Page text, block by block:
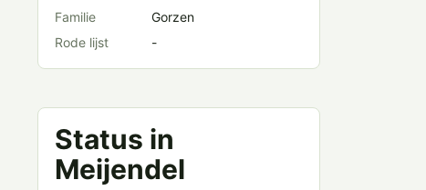
Familie
Gorzen
Rode lijst
-
Status in
Meijendel